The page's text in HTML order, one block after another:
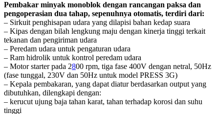
Pembakar minyak monoblok dengan rancangan paksa dan
pengoperasian dua tahap, sepenuhnya otomatis, terdiri dari:
– Sirkuit penghisapan udara yang dilapisi bahan kedap suara
– Kipas dengan bilah lengkung maju dengan kinerja tinggi terkait
tekanan dan pengiriman udara
– Peredam udara untuk pengaturan udara
– Ram hidrolik untuk kontrol peredam udara
– Motor starter pada 2800 rpm, tiga fase 400V dengan netral, 50Hz
(fase tunggal, 230V dan 50Hz untuk model PRESS 3G)
– Kepala pembakaran, yang dapat diatur berdasarkan output yang
dibutuhkan, dilengkapi dengan:
– kerucut ujung baja tahan karat, tahan terhadap korosi dan suhu
tinggi